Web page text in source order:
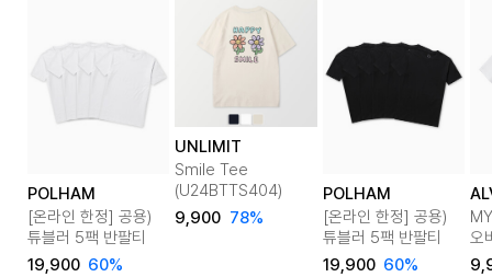
POLHAM
[온라인 한정] 공용)
튜블러 5팩 반팔티
19,900 60%
UNLIMIT
Smile Tee
(U24BTTS404)
9,900 78%
POLHAM
[온라인 한정] 공용)
튜블러 5팩 반팔티
19,900 60%
오